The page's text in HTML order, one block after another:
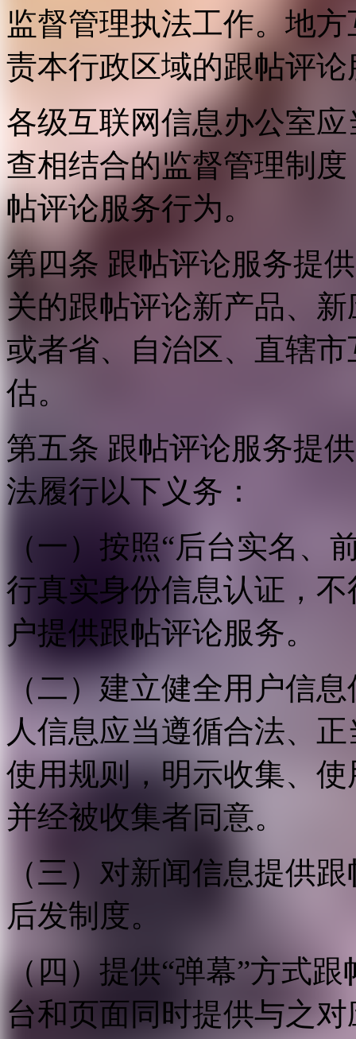
监督管理执法工作。地
责本行政区域的跟帖评
各级互联网信息办公室
查相结合的监督管理制
帖评论服务行为。
第四条 跟帖评论服务提
关的跟帖评论新产品、
或者省、自治区、直辖
估。
第五条 跟帖评论服务提
法履行以下义务：
（一）按照“后台实名、
行真实身份信息认证，
户提供跟帖评论服务。
（二）建立健全用户信
人信息应当遵循合法、
使用规则，明示收集、
并经被收集者同意。
（三）对新闻信息提供
后发制度。
（四）提供“弹幕”方式
台和页面同时提供与之